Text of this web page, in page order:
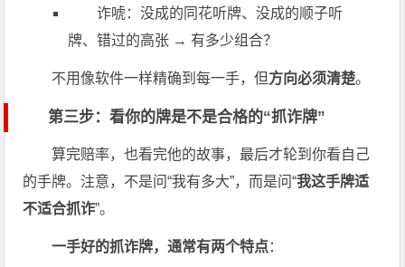
诈唬：没成的同花听牌、没成的顺子听
牌、错过的高张 → 有多少组合？
不用像软件一样精确到每一手，但方向必须清楚。
第三步：看你的牌是不是合格的“抓诈牌”
算完赔率，也看完他的故事，最后才轮到你看自己
的手牌。注意，不是问“我有多大”，而是问“我这手牌适
不适合抓诈”。
一手好的抓诈牌，通常有两个特点：